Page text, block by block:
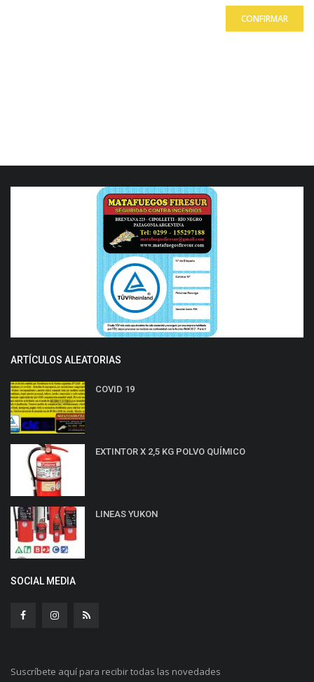
CONFIRMAR
ARTÍCULOS ALEATORIAS
COVID 19
EXTINTOR X 2,5 KG POLVO QUÍMICO
LINEAS YUKON
SOCIAL MEDIA
Suscríbete aquí para recibir todas las novedades